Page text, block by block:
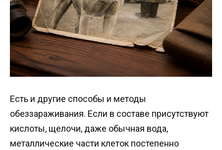
Есть и другие способы и методы
обеззараживания. Если в составе присутствуют
кислоты, щелочи, даже обычная вода,
металлические части клеток постепенно